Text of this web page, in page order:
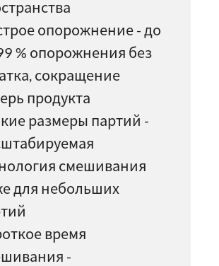
опорожнение - до
% опорожнения без
сокращение
продукта
размеры партий -
смешивания
для небольших
время
-